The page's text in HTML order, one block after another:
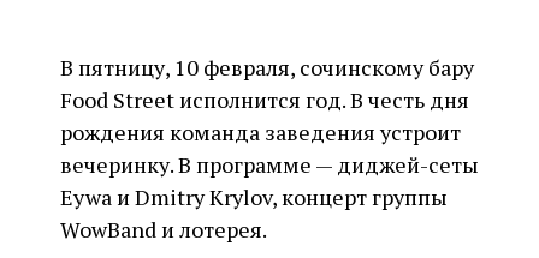
В пятницу, 10 февраля, сочинскому бару
Food Street исполнится год. В честь дня
рождения команда заведения устроит
вечеринку. В программе — диджей-сеты
Eywa и Dmitry Krylov, концерт группы
WowBand и лотерея.